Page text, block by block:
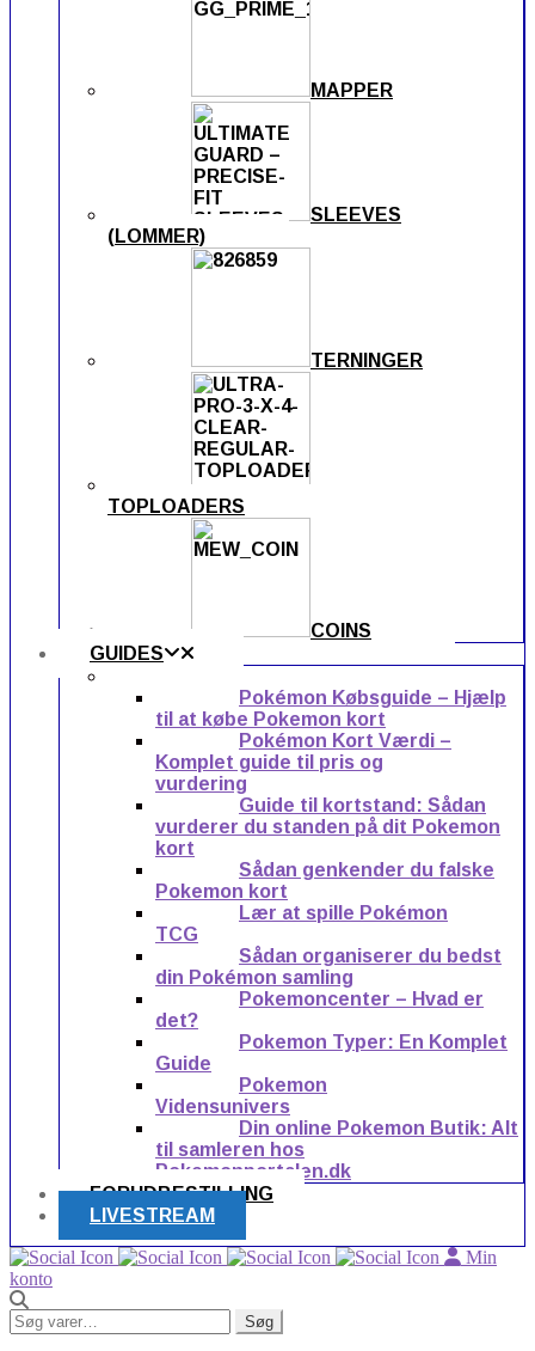
MAPPER
SLEEVES
(LOMMER)
TERNINGER
TOPLOADERS
COINS
GUIDES
Pokémon Købsguide – Hjælp
til at købe Pokemon kort
Pokémon Kort Værdi –
Komplet guide til pris og
vurdering
Guide til kortstand: Sådan
vurderer du standen på dit Pokemon
kort
Sådan genkender du falske
Pokemon kort
Lær at spille Pokémon
TCG
Sådan organiserer du bedst
din Pokémon samling
Pokemoncenter – Hvad er
det?
Pokemon Typer: En Komplet
Guide
Pokemon
Vidensunivers
Din online Pokemon Butik: Alt
til samleren hos
Pokemonportalen.dk
FORUDBESTILLING
LIVESTREAM
Min
konto
Søg
efter:
Søg